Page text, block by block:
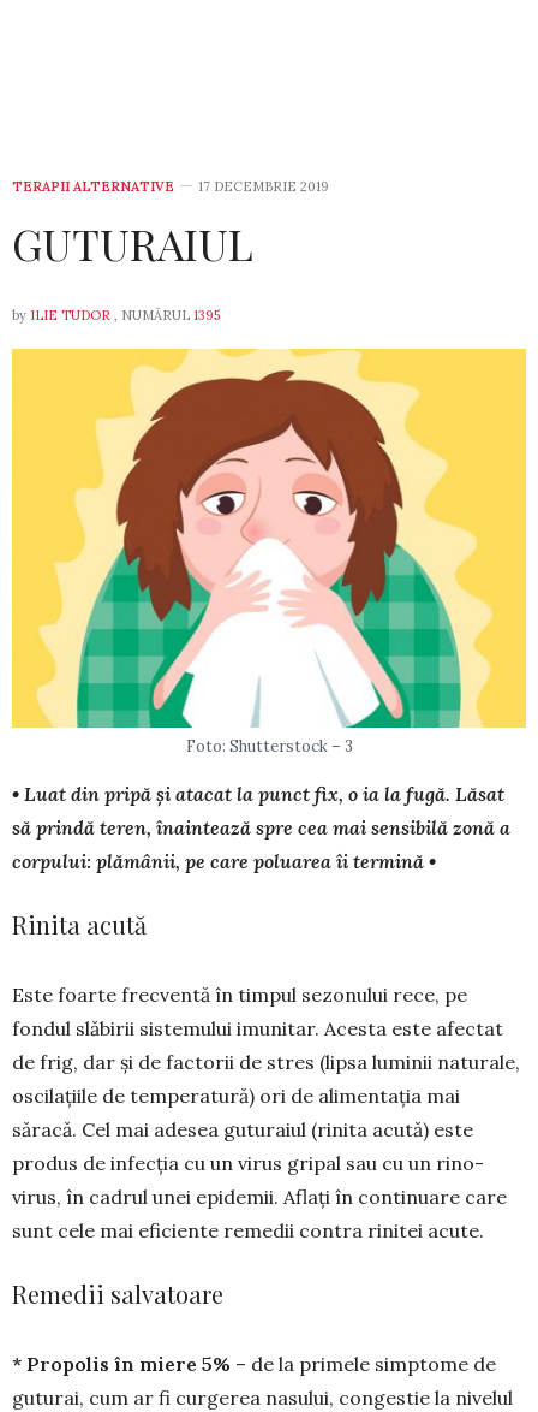
TERAPII ALTERNATIVE 17 DECEMBRIE 2019
GUTURAIUL
by ILIE TUDOR , NUMĂRUL 1395
Foto: Shutterstock – 3
• Luat din pripă și atacat la punct fix, o ia la fugă. Lăsat
să prindă teren, înaintează spre cea mai sensibilă zonă a
corpului: plămânii, pe care poluarea îi termină •
Rinita acută
Este foarte frecventă în timpul sezonului rece, pe
fondul slăbirii sistemului imunitar. Acesta este afectat
de frig, dar și de factorii de stres (lipsa lumi­nii naturale,
oscilațiile de temperatură) ori de ali­mentația mai
săracă. Cel mai adesea gutu­raiul (ri­nita acută) este
produs de in­fecția cu un virus gripal sau cu un rino-
virus, în ca­drul unei epidemii. Aflați în con­tinuare care
sunt cele mai eficiente reme­dii contra rinitei acute.
Remedii salvatoare
* Propolis în miere 5% – de la pri­mele simp­to­me de
guturai, cum ar fi curge­rea nasului, con­gestie la nivelul